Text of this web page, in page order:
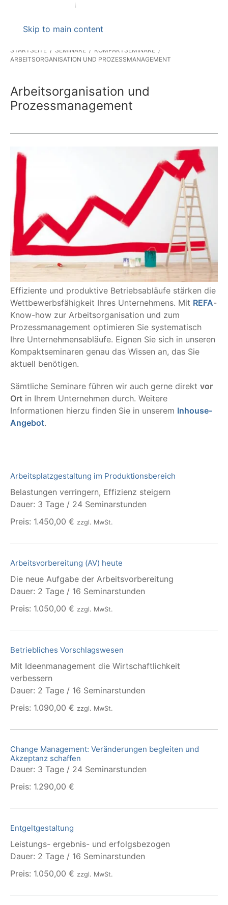
Skip to main content
STARTSEITE SEMINARE
KOMPAKTSEMINARE
ARBEITSORGANISATION UND PROZESSMANAGEMENT
Arbeitsorganisation und
Prozessmanagement
Effiziente und produktive Betriebsabläufe stärken die
Wettbewerbsfähigkeit Ihres Unternehmens. Mit REFA-
Know-how zur Arbeitsorganisation und zum
Prozessmanagement optimieren Sie systematisch
Ihre Unternehmensabläufe. Eignen Sie sich in unseren
Kompaktseminaren genau das Wissen an, das Sie
aktuell benötigen.
Sämtliche Seminare führen wir auch gerne direkt vor
Ort in Ihrem Unternehmen durch. Weitere
Informationen hierzu finden Sie in unserem Inhouse-
Angebot.
Arbeitsplatzgestaltung im Produktionsbereich
Belastungen verringern, Effizienz steigern
Dauer: 3 Tage / 24 Seminarstunden
Preis: 1.450,00 € zzgl. MwSt.
Arbeitsvorbereitung (AV) heute
Die neue Aufgabe der Arbeitsvorbereitung
Dauer: 2 Tage / 16 Seminarstunden
Preis: 1.050,00 € zzgl. MwSt.
Betriebliches Vorschlagswesen
Mit Ideenmanagement die Wirtschaftlichkeit
verbessern
Dauer: 2 Tage / 16 Seminarstunden
Preis: 1.090,00 € zzgl. MwSt.
Change Management: Veränderungen begleiten und
Akzeptanz schaffen
Dauer: 3 Tage / 24 Seminarstunden
Preis: 1.290,00 €
Entgeltgestaltung
Leistungs- ergebnis- und erfolgsbezogen
Dauer: 2 Tage / 16 Seminarstunden
Preis: 1.050,00 € zzgl. MwSt.